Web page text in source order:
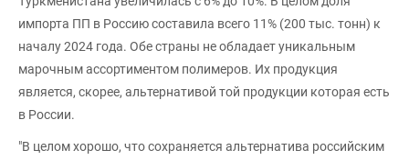
импорта ПП в Россию составила всего 11% (200 тыс. тонн) к
началу 2024 года. Обе страны не обладает уникальным
марочным ассортиментом полимеров. Их продукция
является, скорее, альтернативой той продукции которая есть
в России.
"В целом хорошо, что сохраняется альтернатива российским